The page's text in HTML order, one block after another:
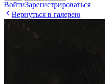
ВойтиЗарегистрироваться
Вернуться в галерею